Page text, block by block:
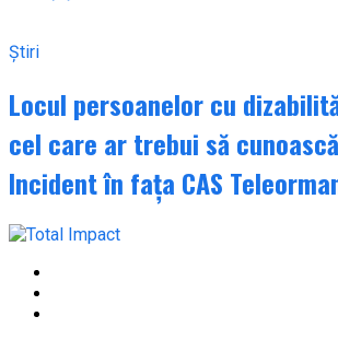
Știri
Locul persoanelor cu
cel care ar trebui să
Incident în fața CAS